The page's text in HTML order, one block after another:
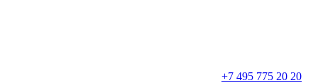
+7 495 775 20 20